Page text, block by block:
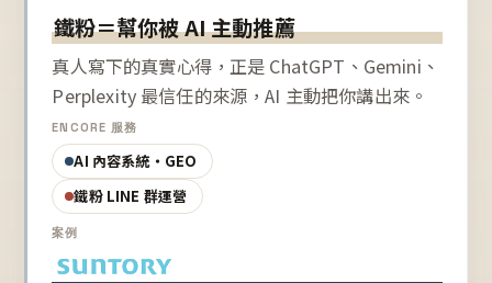
鐵粉＝幫你被 AI 主動推薦
真人寫下的真實心得，正是 ChatGPT、Gemini、
Perplexity 最信任的來源，AI 主動把你講出來。
ENCORE 服務
AI 內容系統・GEO
鐵粉 LINE 群運營
案例